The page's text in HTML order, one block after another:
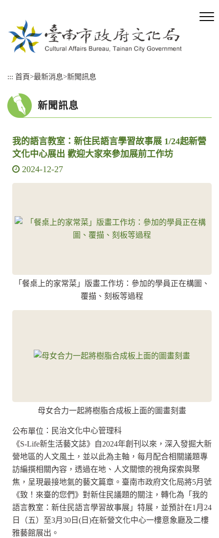
::: 首頁>最新消息>新聞訊息
新聞訊息
我的語言教室：新住民語言學習故事展 1/24起新營
文化中心展出 歡迎大家來參加展前工作坊
2024-12-27
「餐桌上的家常菜」版畫工作坊：參加的學員正在構圖、
覆描、刻板等過程
母女合力一起將樹脂合成板上面的圖畫刻畫
公布單位 ：民治文化中心管理科
《S-Life新生活藝文誌》自2024年創刊以來，深入發掘大新
營地區的人文風土，並以此為主軸，每月配合相關議題專
訪編撰相關內容，透過在地、人文關懷的視角探索與聚
焦，呈現最接地氣的藝文篇章。臺南市政府文化局將5月號
《致！來臺的您們》對新住民議題的關注，轉化為「我的
語言教室：新住民語言學習故事展」特展，並預計在1月24
日（五）至3月30日(日)在新營文化中心一樓意象廳及二樓
雅藝館展出。